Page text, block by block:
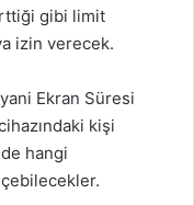
gibi limit
izin verecek.
Ekran Süresi
kişi
hangi